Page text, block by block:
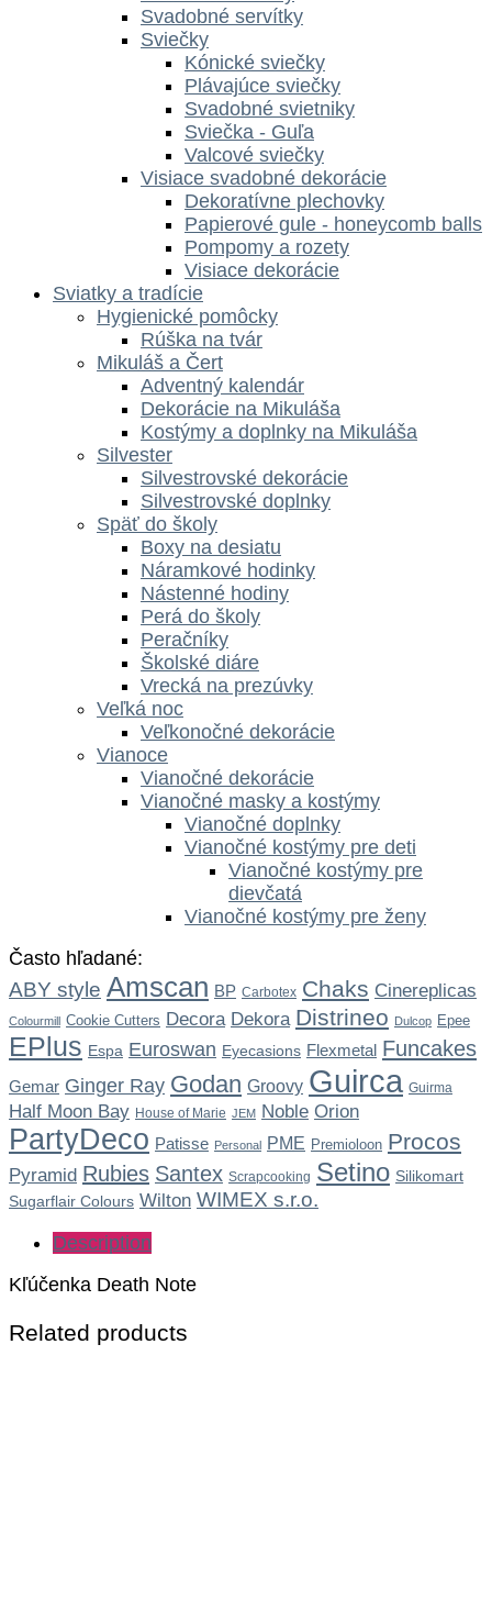
Svadobné servítky
Sviečky
Kónické sviečky
Plávajúce sviečky
Svadobné svietniky
Sviečka - Guľa
Valcové sviečky
Visiace svadobné dekorácie
Dekoratívne plechovky
Papierové gule - honeycomb balls
Pompomy a rozety
Visiace dekorácie
Sviatky a tradície
Hygienické pomôcky
Rúška na tvár
Mikuláš a Čert
Adventný kalendár
Dekorácie na Mikuláša
Kostýmy a doplnky na Mikuláša
Silvester
Silvestrovské dekorácie
Silvestrovské doplnky
Späť do školy
Boxy na desiatu
Náramkové hodinky
Nástenné hodiny
Perá do školy
Peračníky
Školské diáre
Vrecká na prezúvky
Veľká noc
Veľkonočné dekorácie
Vianoce
Vianočné dekorácie
Vianočné masky a kostýmy
Vianočné doplnky
Vianočné kostýmy pre deti
Vianočné kostýmy pre
dievčatá
Vianočné kostýmy pre ženy
Často hľadané:
ABY style Amscan BP Carbotex Chaks Cinereplicas
Colourmill Cookie Cutters Decora Dekora Distrineo Dulcop Epee
EPlus Espa Euroswan Eyecasions Flexmetal Funcakes
Gemar Ginger Ray Godan Groovy Guirca Guirma
Half Moon Bay House of Marie JEM Noble Orion
PartyDeco Patisse Personal PME Premioloon Procos
Pyramid Rubies Santex Scrapcooking Setino Silikomart
Sugarflair Colours Wilton WIMEX s.r.o.
Description
Kľúčenka Death Note
Related products